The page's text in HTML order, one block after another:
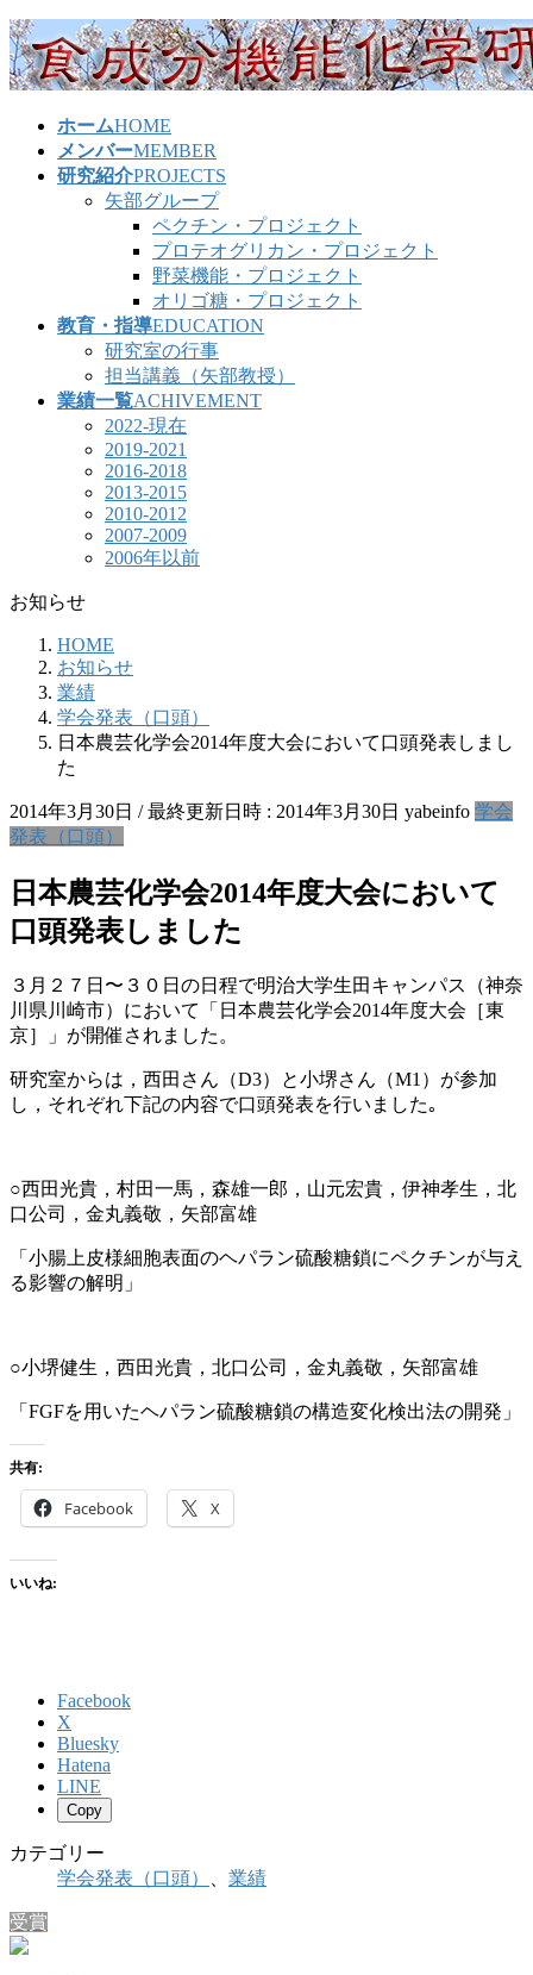
コ
ン
テ
ナ
ビ
ゲ
ホームHOME
メンバーMEMBER
研究紹介PROJECTS
矢部グループ
ペクチン・プロジェクト
プロテオグリカン・プロジェクト
野菜機能・プロジェクト
オリゴ糖・プロジェクト
教育・指導EDUCATION
研究室の行事
担当講義（矢部教授）
業績一覧ACHIVEMENT
2022-現在
2019-2021
2016-2018
2013-2015
2010-2012
2007-2009
2006年以前
お知らせ
HOME
お知らせ
業績
学会発表（口頭）
日本農芸化学会2014年度大会において口頭発表しまし
た
2014年3月30日 / 最終更新日時 : 2014年3月30日 yabeinfo 学会
発表（口頭）
日本農芸化学会2014年度大会において
口頭発表しました
３月２７日〜３０日の日程で明治大学生田キャンパス（神奈
川県川崎市）において「日本農芸化学会2014年度大会［東
京］」が開催されました。
研究室からは，西田さん（D3）と小堺さん（M1）が参加
し，それぞれ下記の内容で口頭発表を行いました｡
○西田光貴，村田一馬，森雄一郎，山元宏貴，伊神孝生，北
口公司，金丸義敬，矢部富雄
「小腸上皮様細胞表面のヘパラン硫酸糖鎖にペクチンが与え
る影響の解明」
○小堺健生，西田光貴，北口公司，金丸義敬，矢部富雄
「FGFを用いたヘパラン硫酸糖鎖の構造変化検出法の開発」
共有:
Facebook X
いいね:
Facebook
X
Bluesky
Hatena
LINE
Copy
カテゴリー
学会発表（口頭）
業績
受賞